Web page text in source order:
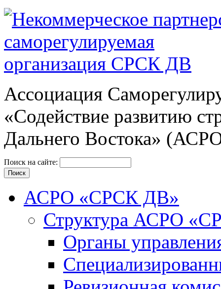
Ассоциация
«Содействие развитию
Дальнего Востока»
Поиск на сайте:
АСРО «СРСК ДВ»
Структура АСРО
Органы